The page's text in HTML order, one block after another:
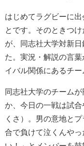
はじめてラグビーに
とです。そのときつ
が、同志社大学対新日
た。実況・解説の言
イバル関係にあるチー
同志社大学のチーム
か、今日の一戦は試
くさ）。男の意地と
合で負けて泣くんや